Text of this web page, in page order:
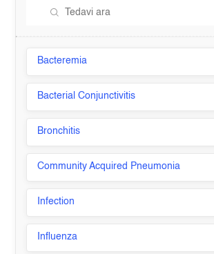
Bacteremia
Bacterial Conjunctivitis
Bronchitis
Community Acquired Pneumonia
Infection
Influenza